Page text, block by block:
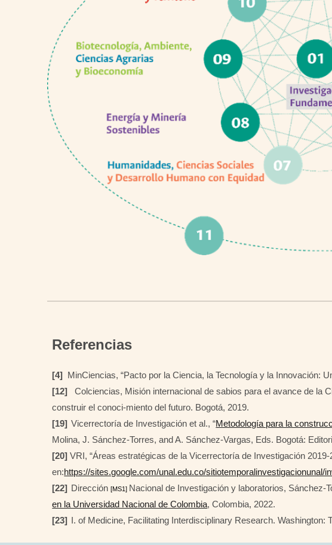
Referencias
[4]
MinCiencias, “Pacto por la Ciencia, la Tecnología y la Innovación:
[12]
Colciencias, Misión internacional de sabios para el avance de la
construir el conoci-miento del futuro. Bogotá, 2019.
[19] Vicerrectoría de Investigación et al., “Metodología para la
Molina, J. Sánchez-Torres, and A. Sánchez-Vargas, Eds. Bogotá:
[20]VRI, “Áreas estratégicas de la Vicerrectoría de Investigación
en:https://sites.google.com/unal.edu.co/
[22]
Dirección[MS1] Nacional de Investigación y laboratorios, Sánchez-
en la Universidad Nacional de Colombia, Colombia, 2022.
[23]
I. of Medicine, Facilitating Interdisciplinary Research. Washington: